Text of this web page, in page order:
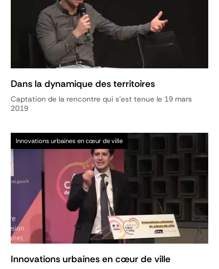
Dans la dynamique des territoires
Captation de la rencontre qui s'est tenue le 19 mars
2019
Innovations urbaines en cœur de ville
Innovations urbaines en cœur de ville